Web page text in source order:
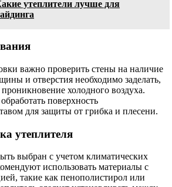
утеплители лучше для
важно проверить стены на наличие
и отверстия необходимо заделать,
холодного воздуха.
поверхность
для защиты от грибка и плесени.
утеплителя
выбран с учетом климатических
использовать материалы с
такие как пенополистирол или